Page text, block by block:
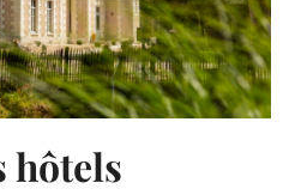
hôtels